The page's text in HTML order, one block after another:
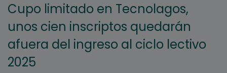
Cupo limitado en Tecnolagos,
unos cien inscriptos quedarán
afuera del ingreso al ciclo lectivo
2025